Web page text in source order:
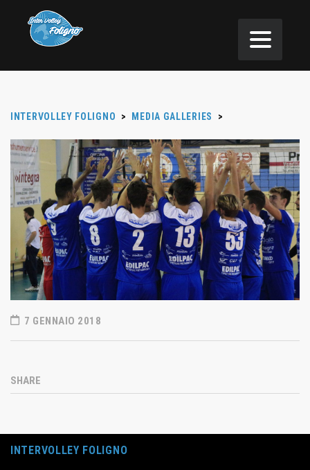
INTERVOLLEY FOLIGNO > MEDIA GALLERIES >
7 GENNAIO 2018
SHARE
INTERVOLLEY FOLIGNO